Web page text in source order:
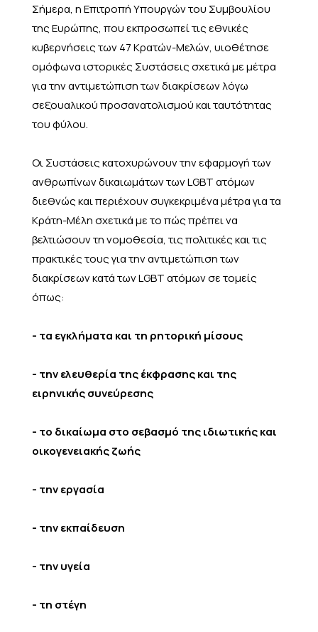
Σήμερα, η Επιτροπή Υπουργών του Συμβουλίου
της Ευρώπης, που εκπροσωπεί τις εθνικές
κυβερνήσεις των 47 Κρατών-Μελών, υιοθέτησε
ομόφωνα ιστορικές Συστάσεις σχετικά με μέτρα
για την αντιμετώπιση των διακρίσεων λόγω
σεξουαλικού προσανατολισμού και ταυτότητας
του φύλου.
Οι Συστάσεις κατοχυρώνουν την εφαρμογή των
ανθρωπίνων δικαιωμάτων των LGBT ατόμων
διεθνώς και περιέχουν συγκεκριμένα μέτρα για τα
Κράτη-Μέλη σχετικά με το πώς πρέπει να
βελτιώσουν τη νομοθεσία, τις πολιτικές και τις
πρακτικές τους για την αντιμετώπιση των
διακρίσεων κατά των LGBT ατόμων σε τομείς
όπως:
- τα εγκλήματα και τη ρητορική μίσους
- την ελευθερία της έκφρασης και της
ειρηνικής συνεύρεσης
- το δικαίωμα στο σεβασμό της ιδιωτικής και
οικογενειακής ζωής
- την εργασία
- την εκπαίδευση
- την υγεία
- τη στέγη